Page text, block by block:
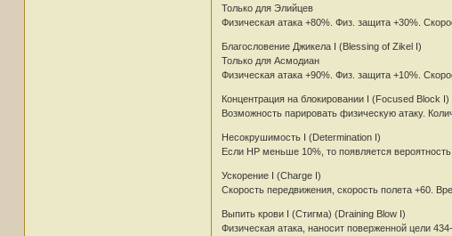
Только для Элийцев
Физическая атака +80%. Физ. защита +30%.
Благословение Джикела I (Blessing of Zikel I)
Только для Асмодиан
Физическая атака +90%. Физ. защита +10%.
Концентрация на блокировании I (Focused Block I)
Возможность парировать физическую атаку.
Несокрушимость I (Determination I)
Если HP меньше 10%, то появляется
Ускорение I (Charge I)
Скорость передвижения, скорость полета +60.
Выпить крови I (Стигма) (Draining Blow I)
Физическая атака, наносит поверженной цели